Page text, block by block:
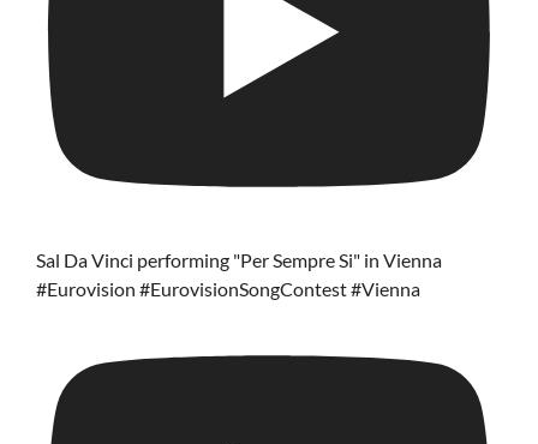
Sal Da Vinci performing "Per Sempre Si" in Vienna
#Eurovision #EurovisionSongContest #Vienna